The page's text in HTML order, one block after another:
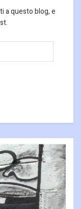
a questo blog, e